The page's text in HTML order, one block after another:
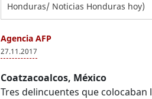
Honduras/ Noticias Honduras hoy)
Agencia AFP
27.11.2017
Coatzacoalcos, México
Tres delincuentes que colocaban